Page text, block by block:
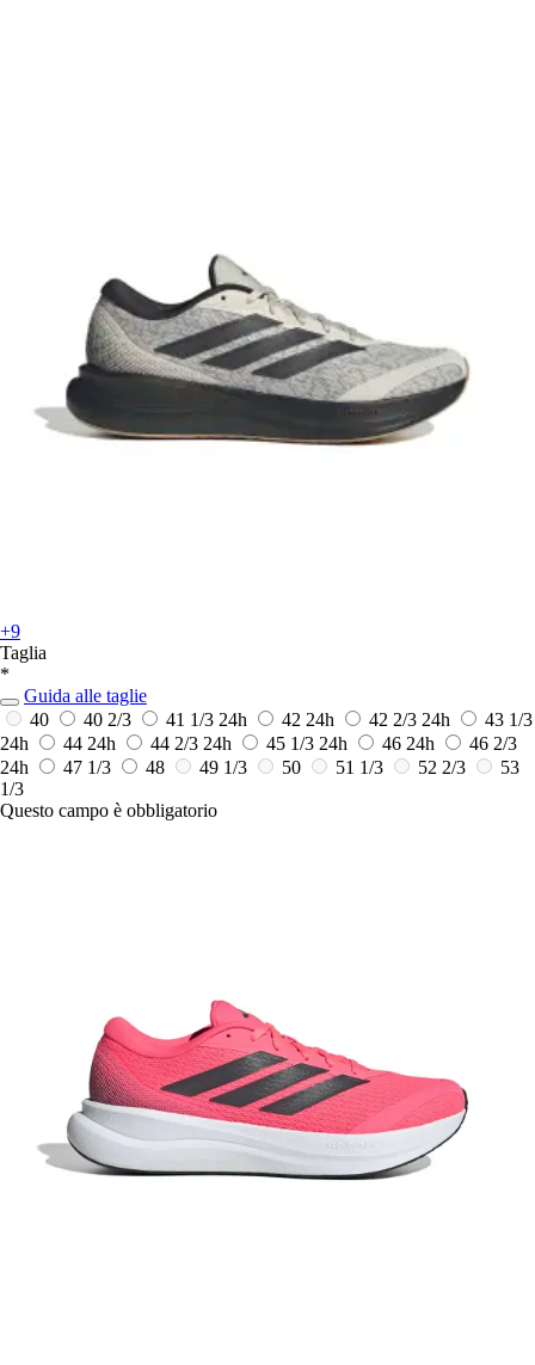
+9
Taglia
*
Guida alle taglie
40
40 2/3 41 1/3 24h 42 24h 42 2/3 24h
43 1/3
24h
44 24h 44 2/3 24h 45 1/3 24h 46 24h
46 2/3
24h
47 1/3 48 49 1/3 50 51 1/3 52 2/3
53
1/3
Questo campo è obbligatorio